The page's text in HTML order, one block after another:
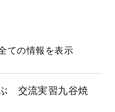
ての情報を表示
交流実習九谷焼